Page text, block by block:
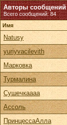
Авторы сообщений
Всего сообщений: 84
Имя
Natusy
yuriyvacilevith
Марковка
Турмалина
Сушечкаааа
Ассоль
ПринцессаАлла